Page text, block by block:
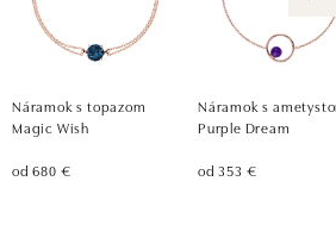
Náramok s topazom
Magic Wish
od 680 €
Náramok s
Purple Dream
od 353 €